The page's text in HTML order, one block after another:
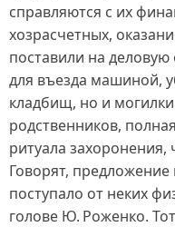
справляются с их
хозрасчетных,
поставили на
для въезда машиной,
кладбищ, но и
родственников,
ритуала захоронения,
Говорят,
поступало от неких
голове Ю. Роженко.